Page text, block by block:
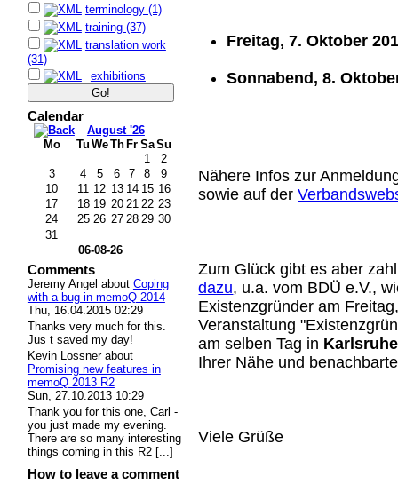
terminology (1)
training (37)
translation work
(31)
exhibitions
Calendar
August '26
Mo
Tu WeThFr SaSu
06-08-26
1
2
3
4 5 6 7 8
9
10
11 12 13 14 15 16
17
18 19 20 21 22 23
24
25 26 27 28 29 30
31
Comments
Jeremy Angel about Coping
with a bug in memoQ 2014
Thu, 16.04.2015 02:29
Thanks very much for this.
Jus t saved my day!
Kevin Lossnerabout
Promising new features in
memoQ 2013 R2
Sun, 27.10.2013 10:29
Thank you for this one, Carl -
you just made my evening.
There are so many interesting
things coming in this R2 [...]
How to leave a comment
Freitag, 7. Oktober
Sonnabend, 8.
Nähere Infos zur
sowie auf der
Zum Glück gibt es aber
dazu, u.a. vom BDÜ e.V.,
Existenzgründer am
Veranstaltung
am selben Tag in Karlsruhe
Ihrer Nähe und
Viele Grüße